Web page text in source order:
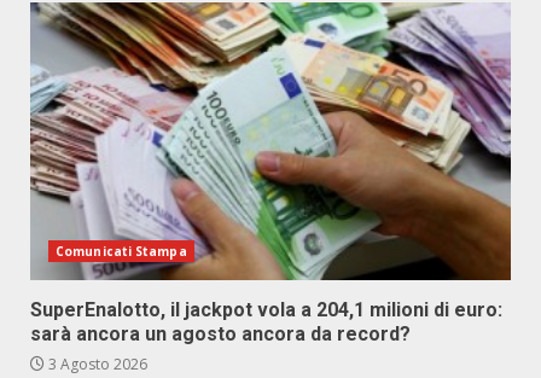
Comunicati Stampa
SuperEnalotto, il jackpot vola a 204,1 milioni di euro:
sarà ancora un agosto ancora da record?
3 Agosto 2026